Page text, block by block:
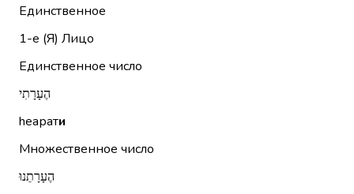
Единственное
1-е (Я) Лицо
Единственное число
הֶעָרָתִי
hеарати
Множественное число
הֶעָרָתֵנוּ